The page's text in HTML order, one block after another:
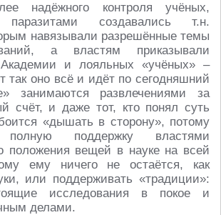
надёжного контроля учёных,
паразитами создавались т.н.
навязывали разрешённые темы
а властям приказывали
Академии и лояльных «учёных» –
так оно всё и идёт по сегодняшний
занимаются развлечениями за
счёт, и даже тот, кто понял суть
«дышать в сторону», потому
поддержку властями
положения вещей в науке на всей
ему ничего не остаётся, как
или поддерживать «традиции»:
исследования в покое и
делами.